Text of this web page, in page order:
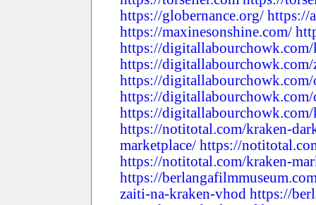
https://globernance.org/ https://
https://maxinesonshine.com/
https://digitallabourchowk.com/
https://digitallabourchowk.com/
https://
https://
https://
https://notitotal.com/kraken-
marketplace/ https://
https://notitotal.com/kraken-
https://
zaiti-na-kraken-vhod https://